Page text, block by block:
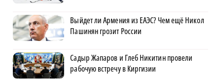
Выйдет ли Армения из ЕАЭС? Чем ещё Никол
Пашинян грозит России
Садыр Жапаров и Глеб Никитин провели
рабочую встречу в Киргизии